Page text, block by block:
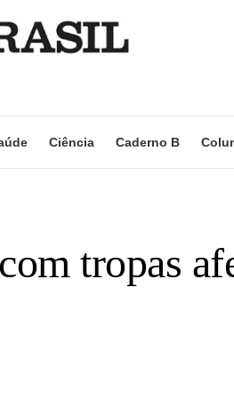
Ciência Caderno B
tropas